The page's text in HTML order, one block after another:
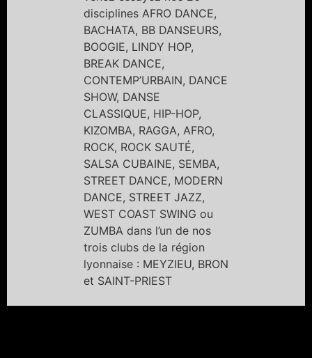
disciplines AFRO DANCE,
BACHATA, BB DANSEURS,
BOOGIE, LINDY HOP,
BREAK DANCE,
CONTEMP’URBAIN, DANCE
SHOW, DANSE
CLASSIQUE, HIP-HOP,
KIZOMBA, RAGGA, AFRO,
ROCK, ROCK SAUTÉ,
SALSA CUBAINE, SEMBA,
STREET DANCE, MODERN
DANCE, STREET JAZZ,
WEST COAST SWING ou
ZUMBA dans l’un de nos
trois clubs de la région
lyonnaise : MEYZIEU, BRON
et SAINT-PRIEST